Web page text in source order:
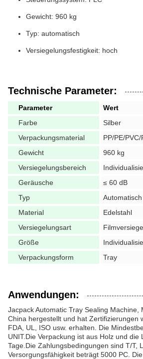
Gewicht: 960 kg
Typ: automatisch
Versiegelungsfestigkeit: hoch
Technische Parameter:
Parameter
Wert
Farbe
Silber
Verpackungsmaterial
PP/PE/PVC/
Gewicht
960 kg
Versiegelungsbereich
Geräusche
≤ 60 dB
Typ
Automatisch
Material
Edelstahl
Versiegelungsart
Größe
Verpackungsform
Tray
Anwendungen:
Jacpack Automatic Tray Sealing Machine,
China hergestellt und hat Zertifizierungen
FDA, UL, ISO usw. erhalten. Die
UNIT.Die Verpackung ist aus Holz und die
Tage.Die Zahlungsbedingungen sind T/T,
Versorgungsfähigkeit beträgt 5000 PC.